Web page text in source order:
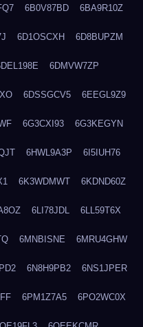
6B0V87BD 6BA9R10Z
6D1OSCXH 6D8BUPZM
6DMVW7ZP
6DSSGCV5 6EEGL9Z9
6G3CXI93 6G3KEGYN
6HWL9A3P 6I5IUH76
6K3WDMWT 6KDND60Z
6LI78JDL 6LL59T6X
6MNBISNE 6MRU4GHW
6N8H9PB2 6NS1JPER
6PM1Z7A5 6PO2WC0X